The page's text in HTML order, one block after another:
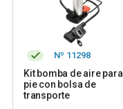
Nº 11298
Kit bomba de aire para
pie con bolsa de
transporte